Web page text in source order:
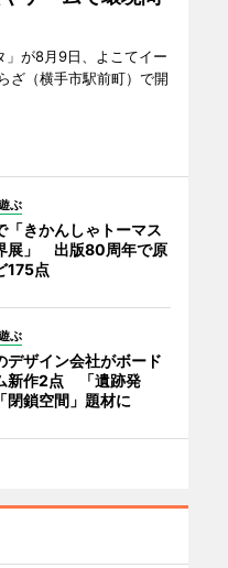
」が8月9日、よこてイー
ざ（横手市駅前町）で開
ぶ
「きかんしゃトーマス
展」 出版80周年で原
175点
ぶ
デザイン会社がボード
新作2点 「遺跡発
閉鎖空間」題材に